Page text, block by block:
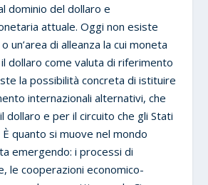
dominio del dollaro e
attuale. Oggi non esiste
un’area di alleanza la cui moneta
dollaro come valuta di riferimento
la possibilità concreta di istituire
internazionali alternativi, che
dollaro e per il circuito che gli Stati
quanto si muove nel mondo
emergendo: i processi di
le cooperazioni economico-